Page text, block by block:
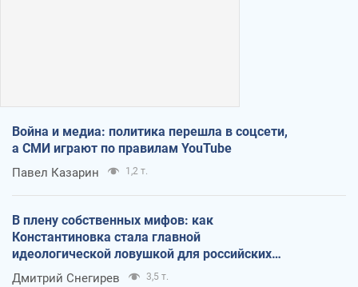
Война и медиа: политика перешла в соцсети,
а СМИ играют по правилам YouTube
Павел Казарин 1,2 т.
В плену собственных мифов: как
Константиновка стала главной
идеологической ловушкой для российских
оккупантов
Дмитрий Снегирев 3,5 т.